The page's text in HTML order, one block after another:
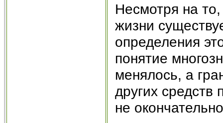
Несмотря на то,
жизни
определения
понятие
менялось, а
других
не